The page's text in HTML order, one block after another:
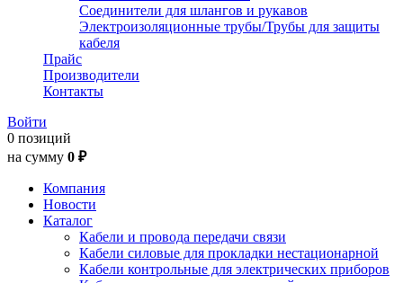
Соединители для шлангов и рукавов
Электроизоляционные трубы/Трубы для защиты
кабеля
Прайс
Производители
Контакты
Войти
0 позиций
на сумму 0 ₽
Компания
Новости
Каталог
Кабели и провода передачи связи
Кабели силовые для прокладки нестационарной
Кабели контрольные для электрических приборов